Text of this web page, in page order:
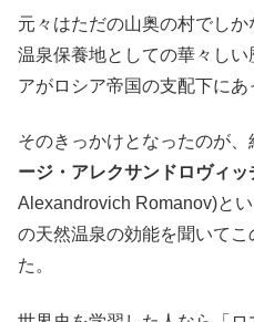
元々はただの山奥の村でしか
温泉保養地としての華々し
アがロシア帝国の支配下にあ
そのきっかけとなったのが
ージ・アレクサンドロヴィ
Alexandrovich Romanov)と
の天然温泉の効能を聞いて
た。